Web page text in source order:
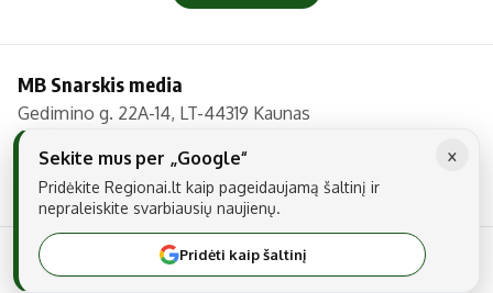
MB Snarskis media
Gedimino g. 22A-14, LT-44319 Kaunas
Tel.: +370 606 17737
El. paštas: info@regionai.lt
© 2026 Visos teisės saugomos. Kopijuoti be raštiško sutikimo yra
draudžiama.
×
Sekite mus per „Google“
Pridėkite Regionai.lt kaip pageidaujamą šaltinį ir
nepraleiskite svarbiausių naujienų.
Pridėti kaip šaltinį